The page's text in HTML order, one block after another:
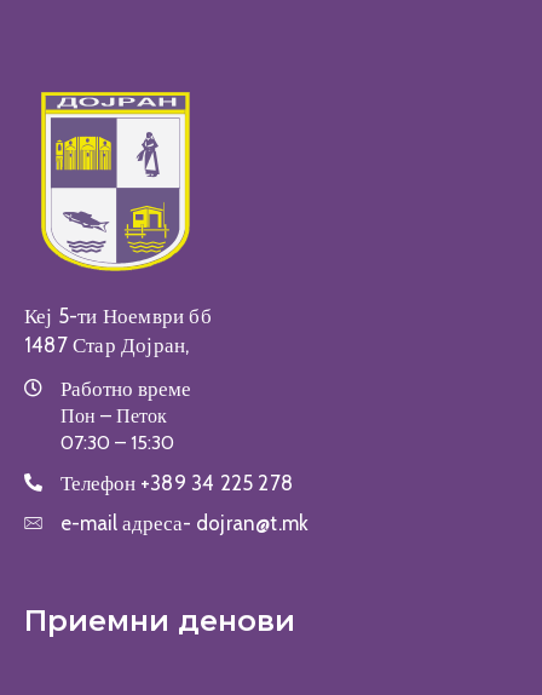
Кеј 5-ти Ноември бб
1487 Стар Дојран,
Работно време
Пон – Петок
07:30 – 15:30
Телефон +389 34 225 278
e-mail адреса- dojran@t.mk
Приемни денови